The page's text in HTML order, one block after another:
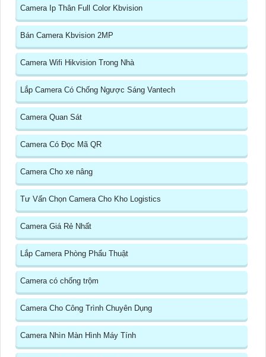
Camera Ip Thân Full Color Kbvision
Bán Camera Kbvision 2MP
Camera Wifi Hikvision Trong Nhà
Lắp Camera Có Chống Ngược Sáng Vantech
Camera Quan Sát
Camera Có Đọc Mã QR
Camera Cho xe nâng
Tư Vấn Chọn Camera Cho Kho Logistics
Camera Giá Rẻ Nhất
Lắp Camera Phòng Phẩu Thuật
Camera có chống trộm
Camera Cho Công Trình Chuyên Dụng
Camera Nhìn Màn Hình Máy Tính